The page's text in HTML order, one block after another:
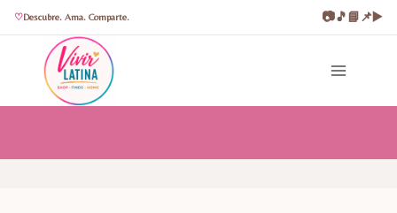
Descubre. Ama. Comparte. 📷🎵📘📌▶️
contenido